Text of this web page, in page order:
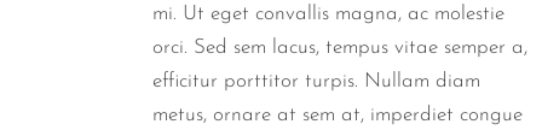
mi. Ut eget convallis magna, ac molestie
orci. Sed sem lacus, tempus vitae semper a,
efficitur porttitor turpis. Nullam diam
metus, ornare at sem at, imperdiet congue